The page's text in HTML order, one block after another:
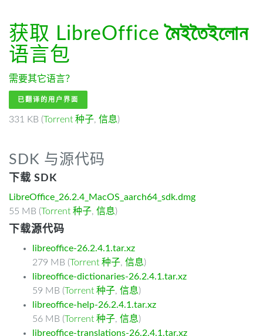
获取 LibreOfficeমৈইতৈইলোন
语言包
需要其它语言？
已翻译的用户界面
331 KB (Torrent 种子, 信息)
SDK 与源代码
下载 SDK
LibreOffice_26.2.4_MacOS_aarch64_sdk.dmg
55 MB (Torrent 种子, 信息)
下载源代码
libreoffice-26.2.4.1.tar.xz
279 MB (Torrent 种子, 信息)
libreoffice-dictionaries-26.2.4.1.tar.xz
59 MB (Torrent 种子, 信息)
libreoffice-help-26.2.4.1.tar.xz
56 MB (Torrent 种子, 信息)
libreoffice-translations-26.2.4.1.tar.xz